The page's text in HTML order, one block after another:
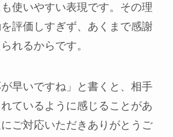
使いやすい表現です。その理
評価しすぎず、あくまで感謝
れるからです。
早いですね」と書くと、相手
ているように感じることがあ
ご対応いただきありがとうご